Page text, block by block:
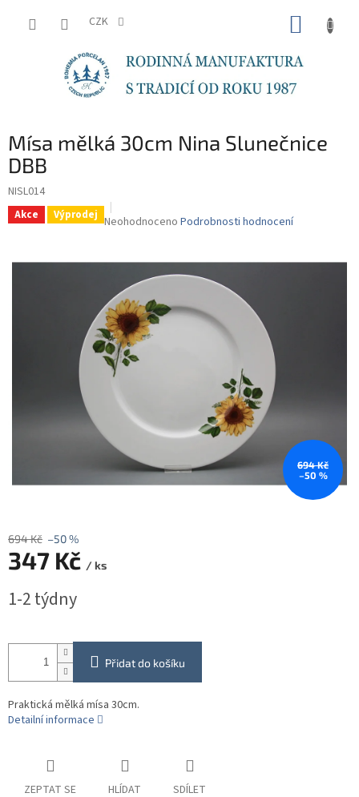
CZK
Mísa mělká 30cm Nina Slunečnice
DBB
NISL014
Akce Výprodej Průměrné
je
z
5
hvězdiček.
Neohodnoceno Podrobnosti hodnocení
694 Kč
–50 %
694 Kč –50 %
347 Kč / ks
cena:
1-2 týdny
Přidat do košíku
Praktická mělká mísa 30cm.
Detailní informace
ZEPTAT SE HLÍDAT SDÍLET